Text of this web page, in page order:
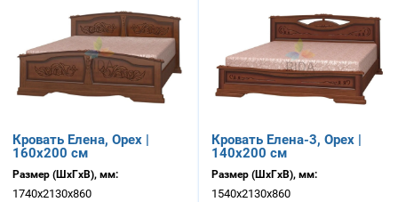
Кровать Елена, Орех |
160х200 см
Размер (ШхГхВ), мм:
1740х2130х860
Кровать Елена-3, Орех |
140х200 см
Размер (ШхГхВ), мм:
1540х2130х860